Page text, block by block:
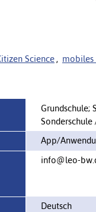
Science , mobiles
Grundschule;
App/
info@leo-
Deutsch